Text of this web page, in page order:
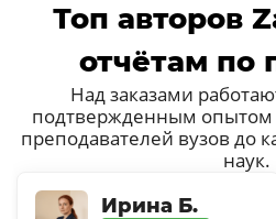
Топ авторов
отчётам по
Над заказами
подтвержденным опытом
преподавателей вузов до
наук.
Ирина Б.